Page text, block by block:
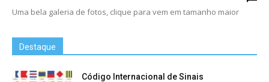
Uma bela galeria de fotos, clique para vem em tamanho maior
Destaque
Código Internacional de Sinais